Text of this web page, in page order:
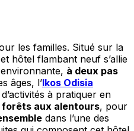
les familles. Situé sur la
hôtel flambant neuf s’allie
à deux pas
âges, l’Ikos Odisia
à pratiquer en
forêts aux alentours, pour
dans l’une des